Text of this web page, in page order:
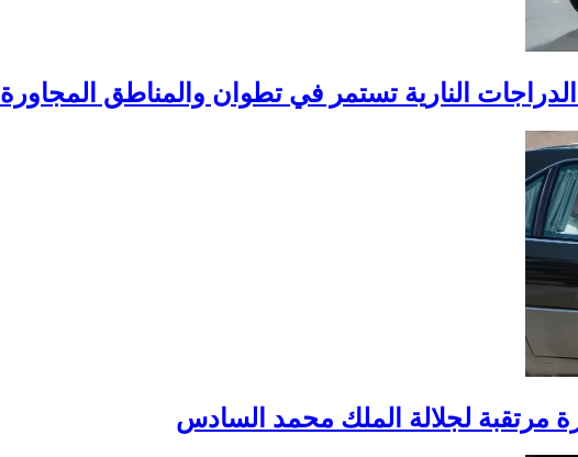
النارية تستمر في تطوان والمناطق المجاورة
مرتقبة لجلالة الملك محمد السادس